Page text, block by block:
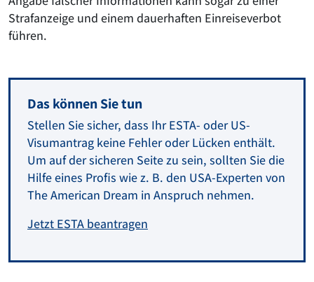
Strafanzeige und einem dauerhaften Einreiseverbot
führen.
Das können Sie tun
Stellen Sie sicher, dass Ihr ESTA- oder US-
Visumantrag keine Fehler oder Lücken enthält.
Um auf der sicheren Seite zu sein, sollten Sie die
Hilfe eines Profis wie z. B. den USA-Experten von
The American Dream in Anspruch nehmen.
Jetzt ESTA beantragen